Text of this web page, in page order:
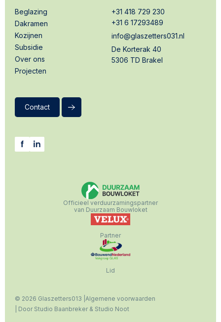
Beglazing
Dakramen
Kozijnen
Subsidie
Over ons
Projecten
+31 418 729 230
+31 6 17293489
info@glaszetters031.nl
De Korterak 40
5306 TD Brakel
Contact
Officieel verduurzamingspartner
van Duurzaam Bouwloket
Partner
Lid
© 2026 Glaszetters013 | Algemene voorwaarden
| Door Studio Baanbreker & Studio Noot